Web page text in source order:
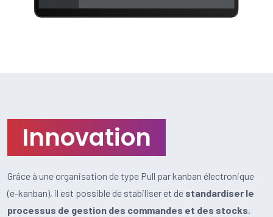
Innovation
Grâce à une organisation de type Pull par kanban électronique
(e-kanban), il est possible de stabiliser et de standardiser le
processus de gestion des commandes et des stocks,